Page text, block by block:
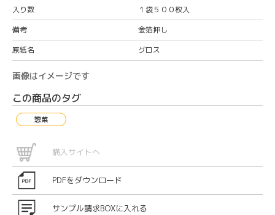
入り数
１袋５００枚入
備考
金箔押し
原紙名
グロス
画像はイメージです
この商品のタグ
惣菜
購入サイトへ
PDFをダウンロード
サンプル請求BOXに入れる